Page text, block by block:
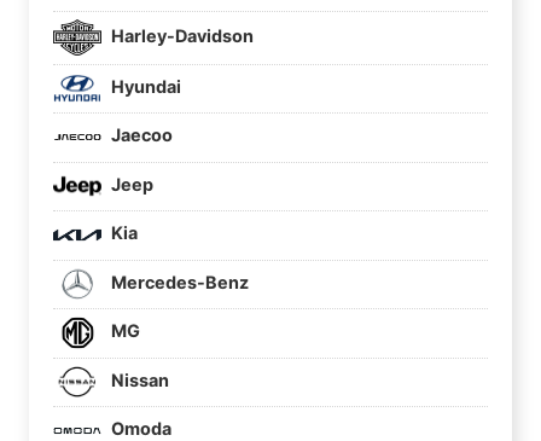
Harley-Davidson
Hyundai
Jaecoo
Jeep
Kia
Mercedes-Benz
MG
Nissan
Omoda